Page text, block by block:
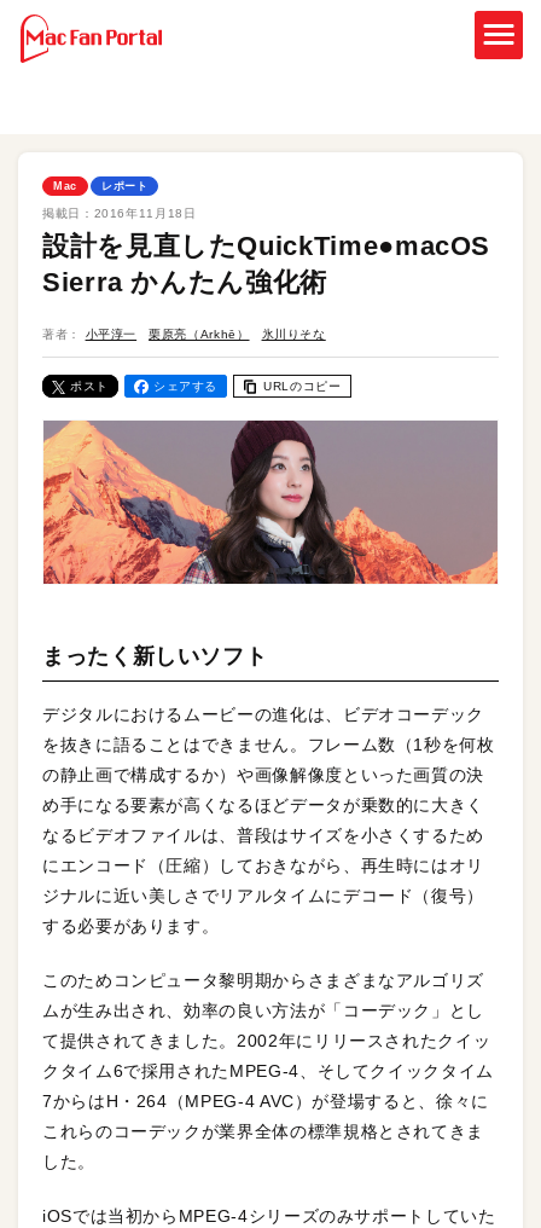
Mac レポート
掲載日： 2016年11月18日
設計を見直したQuickTime●macOS
Sierra かんたん強化術
著者： 小平淳一 栗原亮（Arkhē） 氷川りそな
ポスト シェアする URLのコピー
まったく新しいソフト
デジタルにおけるムービーの進化は、ビデオコーデック
を抜きに語ることはできません。フレーム数（1秒を何枚
の静止画で構成するか）や画像解像度といった画質の決
め手になる要素が高くなるほどデータが乗数的に大きく
なるビデオファイルは、普段はサイズを小さくするため
にエンコード（圧縮）しておきながら、再生時にはオリ
ジナルに近い美しさでリアルタイムにデコード（復号）
する必要があります。
このためコンピュータ黎明期からさまざまなアルゴリズ
ムが生み出され、効率の良い方法が「コーデック」とし
て提供されてきました。2002年にリリースされたクイッ
クタイム6で採用されたMPEG-4、そしてクイックタイム
7からはH・264（MPEG-4 AVC）が登場すると、徐々に
これらのコーデックが業界全体の標準規格とされてきま
した。
iOSでは当初からMPEG-4シリーズのみサポートしていた